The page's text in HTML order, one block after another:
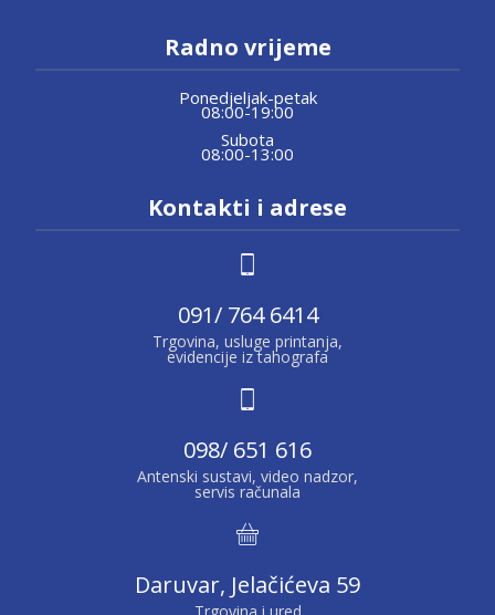
Radno vrijeme
Ponedjeljak-petak
08:00-19:00
Subota
08:00-13:00
Kontakti i adrese
091/ 764 6414
Trgovina, usluge printanja,
evidencije iz tahografa
098/ 651 616
Antenski sustavi, video nadzor,
servis računala
Daruvar, Jelačićeva 59
Trgovina i ured